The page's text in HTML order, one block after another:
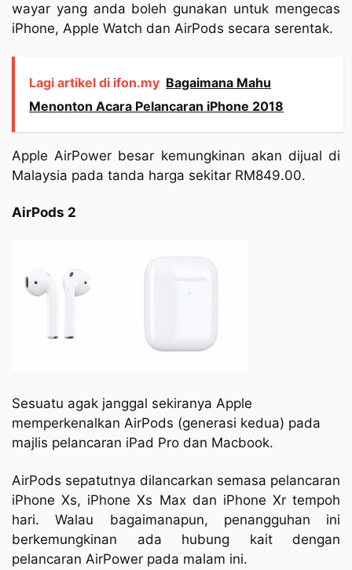
wayar yang anda boleh gunakan untuk mengecas
iPhone, Apple Watch dan AirPods secara serentak.
Lagi artikel di ifon.my Bagaimana Mahu
Menonton Acara Pelancaran iPhone 2018
Apple AirPower besar kemungkinan akan dijual di
Malaysia pada tanda harga sekitar RM849.00.
AirPods 2
Sesuatu agak janggal sekiranya Apple
memperkenalkan AirPods (generasi kedua) pada
majlis pelancaran iPad Pro dan Macbook.
AirPods sepatutnya dilancarkan semasa pelancaran
iPhone Xs, iPhone Xs Max dan iPhone Xr tempoh
hari. Walau bagaimanapun, penangguhan ini
berkemungkinan ada hubung kait dengan
pelancaran AirPower pada malam ini.